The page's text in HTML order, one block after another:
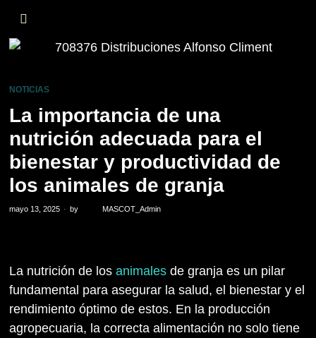
NOTICIAS
La importancia de una
nutrición adecuada para el
bienestar y productividad de
los animales de granja
mayo 13, 2025 by MASCOT_Admin
La nutrición de losanimales de granja es un pilar
fundamental para asegurar la salud, el bienestar y el
rendimiento óptimo de estos. En la producción
agropecuaria, la correcta alimentación no solo tiene